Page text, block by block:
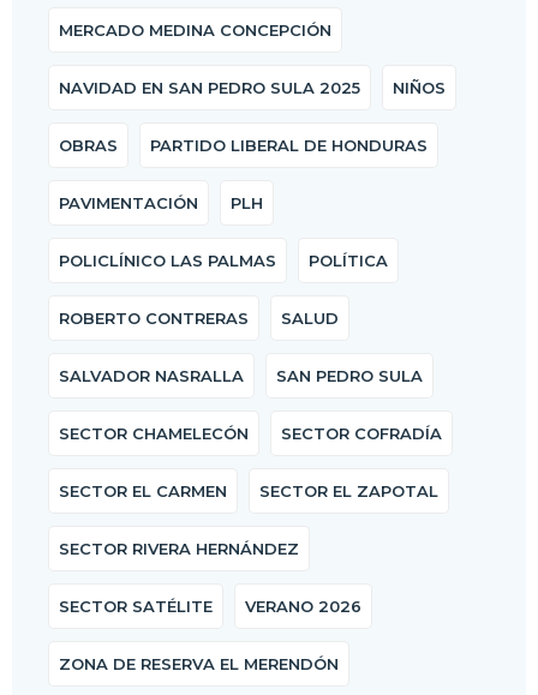
MERCADO MEDINA CONCEPCIÓN
NAVIDAD EN SAN PEDRO SULA 2025 NIÑOS
OBRAS PARTIDO LIBERAL DE HONDURAS
PAVIMENTACIÓN PLH
POLICLÍNICO LAS PALMAS POLÍTICA
ROBERTO CONTRERAS SALUD
SALVADOR NASRALLA SAN PEDRO SULA
SECTOR CHAMELECÓN SECTOR COFRADÍA
SECTOR EL CARMEN SECTOR EL ZAPOTAL
SECTOR RIVERA HERNÁNDEZ
SECTOR SATÉLITE VERANO 2026
ZONA DE RESERVA EL MERENDÓN